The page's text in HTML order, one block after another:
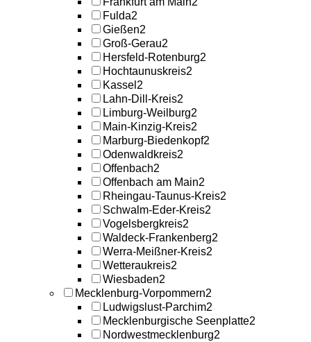
Fulda2
Gießen2
Groß-Gerau2
Hersfeld-Rotenburg2
Hochtaunuskreis2
Kassel 2
Lahn-Dill-Kreis2
Limburg-Weilburg2
Main-Kinzig-Kreis2
Marburg-Biedenkopf2
Odenwaldkreis2
Offenbach2
Offenbach am Main2
Rheingau-Taunus-Kreis2
Schwalm-Eder-Kreis2
Vogelsbergkreis2
Waldeck-Frankenberg2
Werra-Meißner-Kreis2
Wetteraukreis2
Wiesbaden2
Mecklenburg-Vorpommern2
Ludwigslust-Parchim2
Mecklenburgische Seenplatte2
Nordwestmecklenburg2